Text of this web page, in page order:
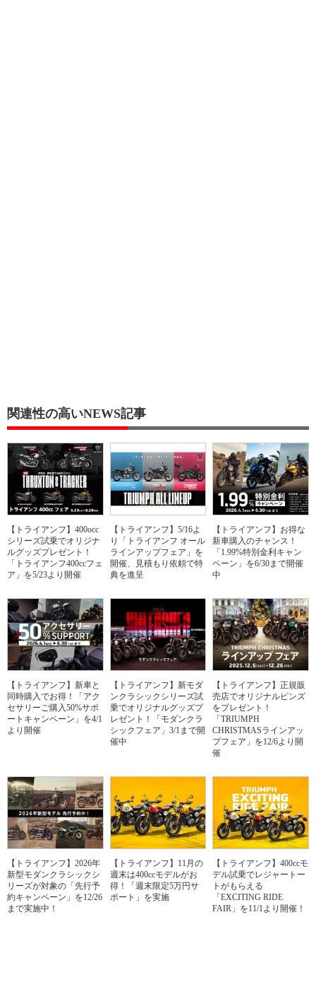
関連性の高いNEWS記事
【トライアンフ】400occ
シリーズ試乗でオリジナ
ルグッズプレゼント！
「トライアンフ400ccフェ
ア」を5/23より開催
【トライアンフ】5/16よ
り「トライアンフ オール
ラインアップフェア」を
開催、見積もり依頼で特
典を進呈
【トライアンフ】お得な
新車購入のチャンス！
「1.99%特別金利キャン
ペーン」を6/30まで開催
中
【トライアンフ】新車と
同時購入でお得！「アク
セサリーご購入50%サポ
ートキャンペーン」を4/1
より開催
【トライアンフ】新モダ
ンクラシックシリーズ試
乗でオリジナルグッズプ
レゼント！「モダンクラ
シックフェア」3/1まで開
催中
【トライアンフ】正規販
売店でオリジナルピンズ
をプレゼント！
「TRIUMPH
CHRISTMASラインアッ
プフェア」を12/6より開
催
【トライアンフ】2026年
新型モダンクラシックシ
リーズが対象の「先行予
約キャンペーン」を12/26
まで実施中！
【トライアンフ】11月の
週末は400ccモデルがお
得！「週末限定5万円サ
ポート」を実施
【トライアンフ】400ccモ
デル試乗でレジャートー
トがもらえる
「EXCITING RIDE
FAIR」を11/1より開催！